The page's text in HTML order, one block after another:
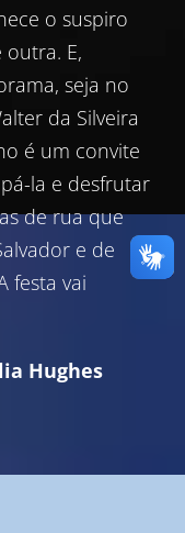
o suspiro
outra. E,
seja no
da Silveira
é um convite
la e desfrutar
de rua que
e de
festa vai
Hughes